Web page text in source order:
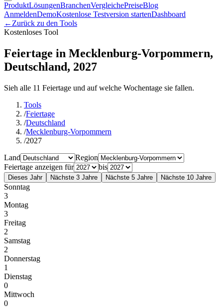
ProduktLösungenBranchenVergleichePreiseBlog
AnmeldenDemoKostenlose Testversion startenDashboard
← Zurück zu den Tools
Kostenloses Tool
Feiertage in Mecklenburg-Vorpommern,
Deutschland, 2027
Sieh alle 11 Feiertage und auf welche Wochentage sie fallen.
Tools
/Feiertage
/Deutschland
/Mecklenburg-Vorpommern
/2027
Land
Region
Feiertage anzeigen für
bis
Dieses Jahr Nächste 3 Jahre Nächste 5 Jahre Nächste 10 Jahre
Sonntag
3
Montag
3
Freitag
2
Samstag
2
Donnerstag
1
Dienstag
0
Mittwoch
0